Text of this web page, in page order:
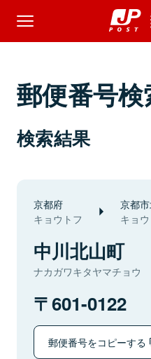
郵便番号検
検索結果
京都府
キョウトフ
京都
キョ
中川北山町
ナカガワキタヤマチョウ
601-0122
郵便番号をコピーする